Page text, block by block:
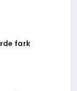
rde fark